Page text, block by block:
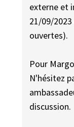
externe et
21/09/
ouvertes).
Pour
N'hésitez
discussion.